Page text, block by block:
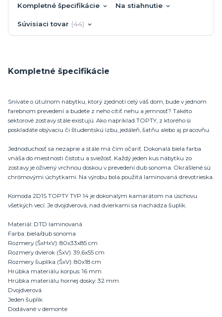
Kompletné špecifikácie Na stiahnutie
Súvisiaci tovar 44
Kompletné špecifikácie
Snívate o útulnom nábytku, ktorý zjednotí celý váš dom, bude v jednom
farebnom prevedení a budete z neho cítiť nehu a jemnosť? Takéto
sektorové zostavy stále existujú. Ako napríklad TOPTY, z ktorého si
poskladáte obývaciu či študentskú izbu, jedáleň, šatňu alebo aj pracovňu.
Jednoduchosť sa nezaprie a stále má čím očariť. Dokonalá biela farba
vnáša do miestnosti čistotu a sviežosť. Každý jeden kus nábytku zo
zostavy je oživený vrchnou doskou v prevedení dub sonoma. Okrášlené sú
chrómovými úchytkami. Na výrobu bola použitá laminovaná drevotrieska.
Komoda 2D1S TOPTY TYP 14 je dokonalým kamarátom na úschovu
všetkých vecí. Je dvojdverová, nad dvierkami sa nachádza šuplík.
Materiál: DTD laminovaná
Farba: biela/dub sonoma
Rozmery (ŠxHxV): 80x33x85 cm
Rozmery dvierok (ŠxV): 39,6x55 cm
Rozmery šuplíka (ŠxV): 80x18 cm
Hrúbka materiálu korpus: 16 mm
Hrúbka materiálu hornej dosky: 32 mm
Dvojdverová
Jeden šuplík
Dodávané v demonte